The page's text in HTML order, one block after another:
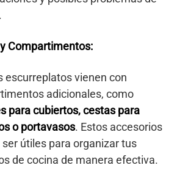
Compartimentos:
escurreplatos vienen con
adicionales, como
para cubiertos, cestas para
o portavasos. Estos accesorios
ser útiles para organizar tus
de cocina de manera efectiva.